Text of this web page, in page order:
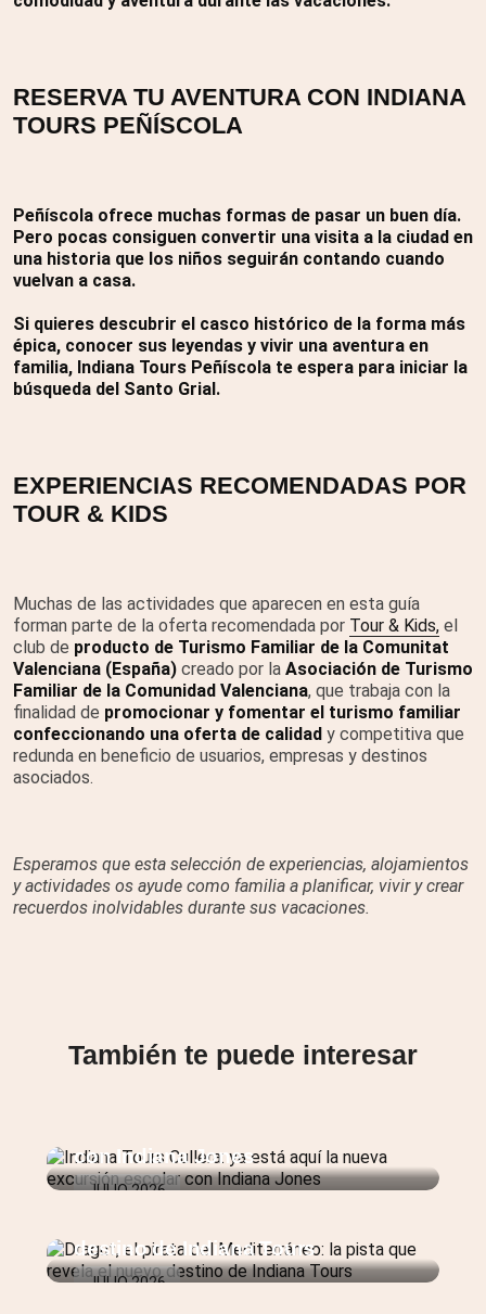
RESERVA TU AVENTURA CON INDIANA
TOURS PEÑÍSCOLA
Peñíscola ofrece muchas formas de pasar un buen día.
Pero pocas consiguen convertir una visita a la ciudad en
una historia que los niños seguirán contando cuando
vuelvan a casa.
Si quieres descubrir el casco histórico de la forma más
épica, conocer sus leyendas y vivir una aventura en
familia, Indiana Tours Peñíscola te espera para iniciar la
búsqueda del Santo Grial.
EXPERIENCIAS RECOMENDADAS POR
TOUR & KIDS
Muchas de las actividades que aparecen en esta guía
forman parte de la oferta recomendada por Tour & Kids, el
club de producto de Turismo Familiar de la Comunitat
Valenciana (España) creado por la Asociación de Turismo
Familiar de la Comunidad Valenciana, que trabaja con la
finalidad de promocionar y fomentar el turismo familiar
confeccionando una oferta de calidad y competitiva que
redunda en beneficio de usuarios, empresas y destinos
asociados.
Esperamos que esta selección de experiencias, alojamientos
y actividades os ayude como familia a planificar, vivir y crear
recuerdos inolvidables durante sus vacaciones.
También te puede interesar
JULIO 2026
con Indiana Jones
JULIO 2026
Dragut, el pirata del Mediterráneo:
destino de Indiana Tours
Nueva excursión escolar en la